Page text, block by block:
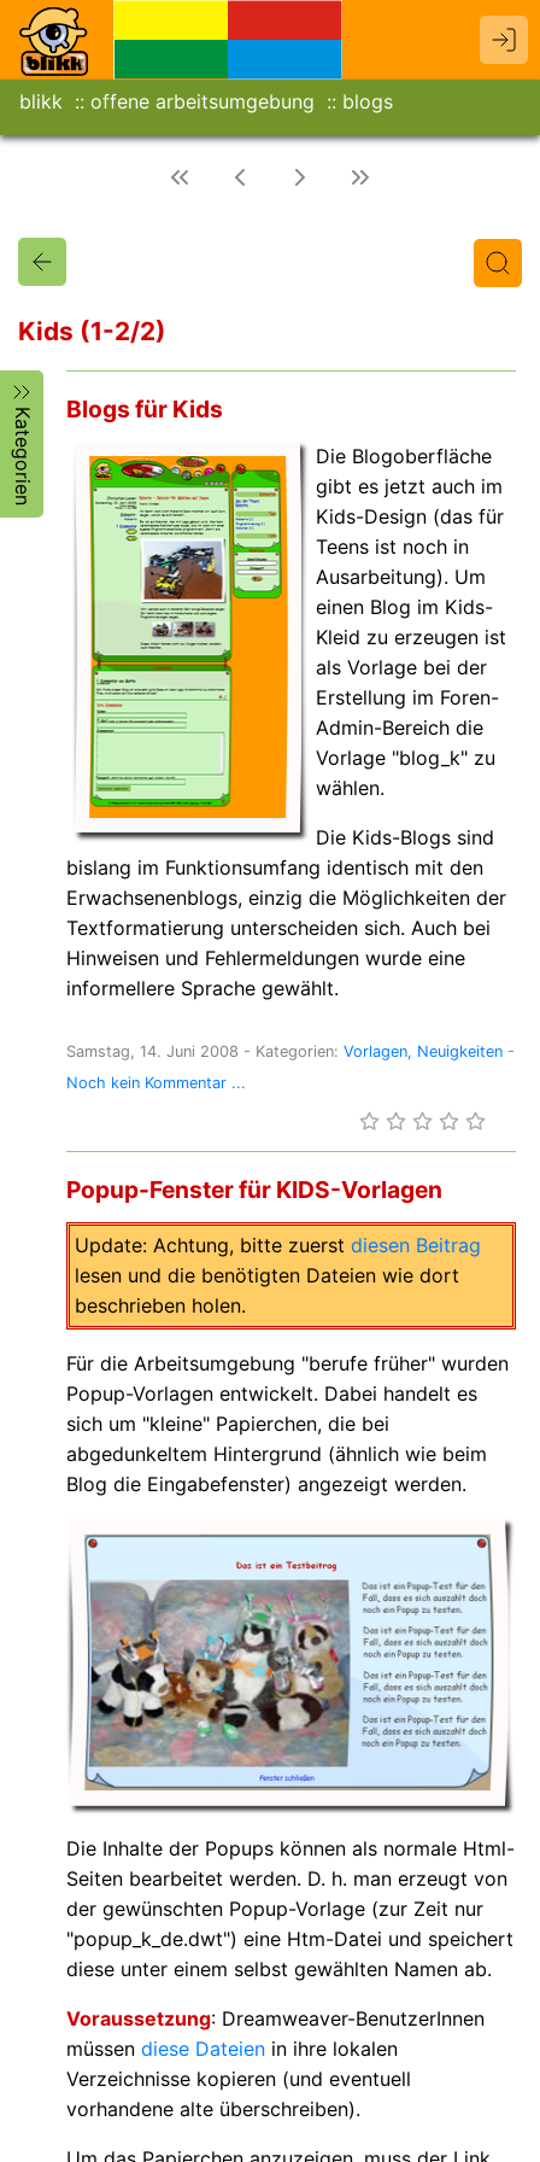
blikk offene arbeitsumgebung blogs
Kids (1-2/2)
Kategorien Blogs für Kids
Die Blogoberfläche
gibt es jetzt auch im
Kids-Design (das für
Teens ist noch in
Ausarbeitung). Um
einen Blog im Kids-
Kleid zu erzeugen ist
als Vorlage bei der
Erstellung im Foren-
Admin-Bereich die
Vorlage "blog_k" zu
wählen.
Die Kids-Blogs sind
bislang im Funktionsumfang identisch mit den
Erwachsenenblogs, einzig die Möglichkeiten der
Textformatierung unterscheiden sich. Auch bei
Hinweisen und Fehlermeldungen wurde eine
informellere Sprache gewählt.
Samstag, 14. Juni 2008 - Kategorien: Vorlagen Neuigkeiten -
Noch kein Kommentar ...
Popup-Fenster für KIDS-Vorlagen
Update: Achtung, bitte zuerst diesen Beitrag
lesen und die benötigten Dateien wie dort
beschrieben holen.
Für die Arbeitsumgebung "berufe früher" wurden
Popup-Vorlagen entwickelt. Dabei handelt es
sich um "kleine" Papierchen, die bei
abgedunkeltem Hintergrund (ähnlich wie beim
Blog die Eingabefenster) angezeigt werden.
Die Inhalte der Popups können als normale Html-
Seiten bearbeitet werden. D. h. man erzeugt von
der gewünschten Popup-Vorlage (zur Zeit nur
"popup_k_de.dwt") eine Htm-Datei und speichert
diese unter einem selbst gewählten Namen ab.
Voraussetzung: Dreamweaver-BenutzerInnen
müssen diese Dateien in ihre lokalen
Verzeichnisse kopieren (und eventuell
vorhandene alte überschreiben).